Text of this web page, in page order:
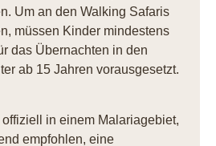
Um an den Walking Safaris
müssen Kinder mindestens
das Übernachten in den
ab 15 Jahren vorausgesetzt.
in einem Malariagebiet,
empfohlen, eine